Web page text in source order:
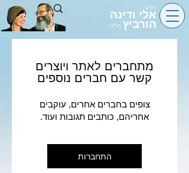
הרב
אלי ודינה
הורביץ הי״ד
מתחברים לאתר ויוצרים
קשר עם חברים נוספים
צופים בחברים אחרים, עוקבים
אחריהם, כותבים תגובות ועוד.
התחברות